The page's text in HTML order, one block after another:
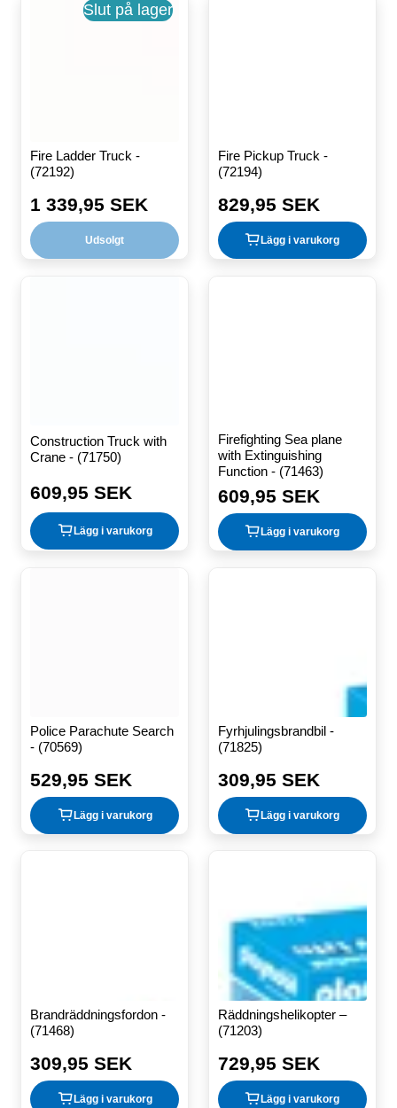
Slut på lager
Fire Ladder Truck -
(72192)
Ordinarie
pris
1 339,95 SEK
Udsolgt
Fire Pickup Truck -
(72194)
Ordinarie
pris
829,95 SEK
Lägg i varukorg
Construction Truck with
Crane - (71750)
Ordinarie
pris
609,95 SEK
Lägg i varukorg
Firefighting Sea plane
with Extinguishing
Function - (71463)
Ordinarie
pris
609,95 SEK
Lägg i varukorg
Police Parachute Search
- (70569)
Ordinarie
pris
529,95 SEK
Lägg i varukorg
Fyrhjulingsbrandbil -
(71825)
Ordinarie
pris
309,95 SEK
Lägg i varukorg
Brandräddningsfordon -
(71468)
Ordinarie
pris
309,95 SEK
Lägg i varukorg
Räddningshelikopter –
(71203)
Ordinarie
pris
729,95 SEK
Lägg i varukorg